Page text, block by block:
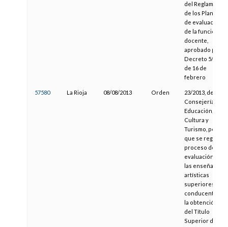
del Reglamento
de los Planes
de evaluación
de la función
docente,
aprobado por
Decreto 5/2011,
de 16 de
febrero
57580 La Rioja 08/08/2013 Orden
23/2013, de la
Consejería de
Educación,
Cultura y
Turismo, por la
que se regula el
proceso de
evaluación de
las enseñanzas
artísticas
superiores
conducentes a
la obtención
del Título
Superior de